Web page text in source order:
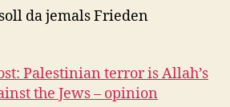
da jemals Frieden
Palestinian terror is Allah’s
the Jews – opinion